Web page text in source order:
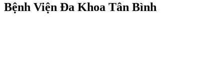
Bệnh Viện Đa Khoa Tân Bình